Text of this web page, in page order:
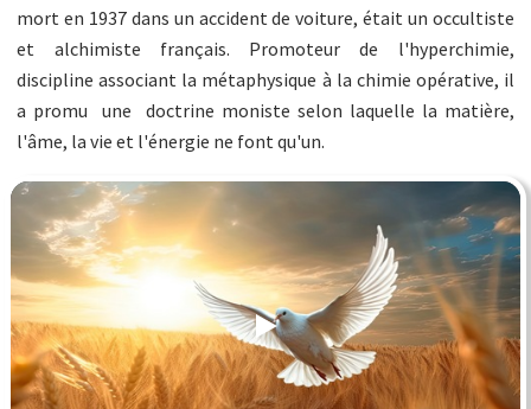
mort en 1937 dans un accident de voiture, était un occultiste
et alchimiste français. Promoteur de l'hyperchimie,
discipline associant la métaphysique à la chimie opérative, il
a promu une doctrine moniste selon laquelle la matière,
l'âme, la vie et l'énergie ne font qu'un.